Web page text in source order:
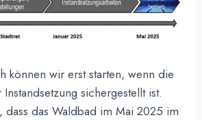
können wir erst starten, wenn die
sichergestellt ist.
dass das Waldbad im Mai 2025 im